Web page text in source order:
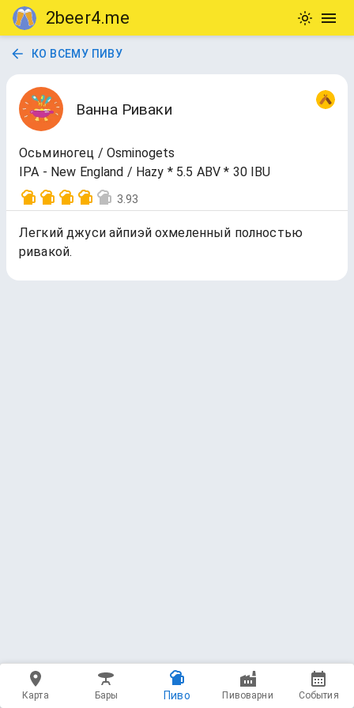
2beer4.me
КО ВСЕМУ ПИВУ
Ванна Риваки
Осьминогец / Osminogets
IPA - New England / Hazy * 5.5 ABV * 30 IBU
3.93
Легкий джуси айпиэй охмеленный полностью
ривакой.
Карта Бары Пиво Пивоварни События